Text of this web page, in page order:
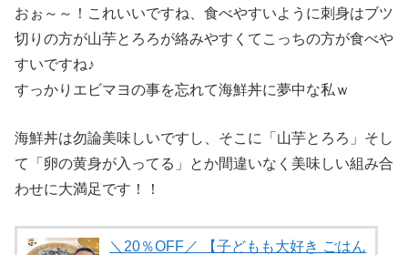
おぉ～～！これいいですね、食べやすいように刺身はブツ
切りの方が山芋とろろが絡みやすくてこっちの方が食べや
すいですね♪
すっかりエビマヨの事を忘れて海鮮丼に夢中な私ｗ
海鮮丼は勿論美味しいですし、そこに「山芋とろろ」そし
て「卵の黄身が入ってる」とか間違いなく美味しい組み合
わせに大満足です！！
＼20％OFF／ 【子どもも大好き ごはん